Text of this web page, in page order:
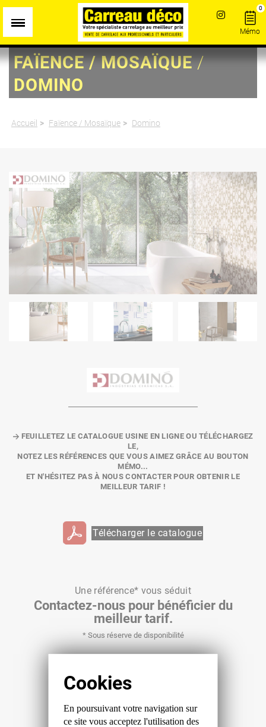
0
Mémo
FAÏENCE / MOSAÏQUE /
DOMINO
Accueil Faïence / Mosaïque Domino
FEUILLETEZ LE CATALOGUE USINE EN LIGNE OU TÉLÉCHARGEZ
LE,
NOTEZ LES RÉFÉRENCES QUE VOUS AIMEZ GRÂCE AU BOUTON
MÉMO...
ET N'HÉSITEZ PAS À NOUS CONTACTER POUR OBTENIR LE
MEILLEUR TARIF !
Télécharger le catalogue
Une référence* vous séduit
Contactez-nous pour bénéficier du
meilleur tarif.
* Sous réserve de disponibilité
Partager
Panneau de gestion des cookies
En poursuivant votre navigation sur
ce sitevous acceptez l'utilisation des